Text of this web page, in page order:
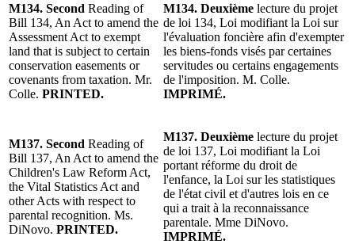
M134. Second Reading of
Bill 134, An Act to amend the
Assessment Act to exempt
land that is subject to certain
conservation easements or
covenants from taxation. Mr.
Colle. PRINTED.
M134. Deuxième lecture du projet
de loi 134, Loi modifiant la Loi sur
l'évaluation foncière afin d'exempter
les biens-fonds visés par certaines
servitudes ou certains engagements
de l'imposition. M. Colle.
IMPRIMÉ.
M137. Second Reading of
Bill 137, An Act to amend the
Children's Law Reform Act,
the Vital Statistics Act and
other Acts with respect to
parental recognition. Ms.
DiNovo. PRINTED.
M137. Deuxième lecture du projet
de loi 137, Loi modifiant la Loi
portant réforme du droit de
l'enfance, la Loi sur les statistiques
de l'état civil et d'autres lois en ce
qui a trait à la reconnaissance
parentale. Mme DiNovo.
IMPRIMÉ.